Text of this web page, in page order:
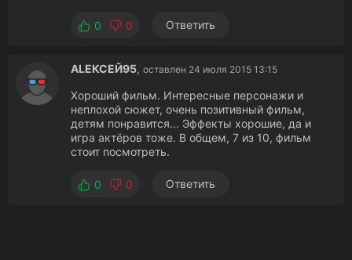
0 0 Ответить
ALEКСЕЙ95, оставлен 24 июля 2015 13:15
Хороший фильм. Интересные персонажи и
неплохой сюжет, очень позитивный фильм,
детям понравится... Эффекты хорошие, да и
игра актёров тоже. В общем, 7 из 10, фильм
стоит посмотреть.
0 0 Ответить